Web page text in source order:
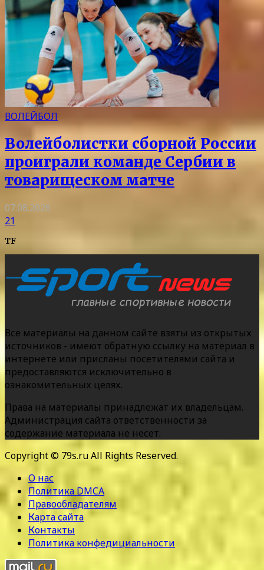
ВОЛЕЙБОЛ
Волейболистки сборной России
проиграли команде Сербии в
товарищеском матче
07.08.2026
21
TF
Все материалы на данном сайте взяты из открытых
источников - имеют обратную ссылку на материал в
интернете или присланы посетителями сайта и
предоставляются исключительно в
ознакомительных целях.
Права на материалы принадлежат их владельцам.
Администрация сайта ответственности за
содержание материала не несет.
Copyright © 79s.ru All Rights Reserved.
О нас
Политика DMCA
Правообладателям
Карта сайта
Контакты
Политика конфедициальности